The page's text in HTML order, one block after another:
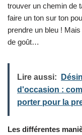
trouver un chemin de
faire un ton sur ton
prendre un bleu ! Mais
de goût…
Lire aussi:
d'occasion :
porter pour la
Les différentes